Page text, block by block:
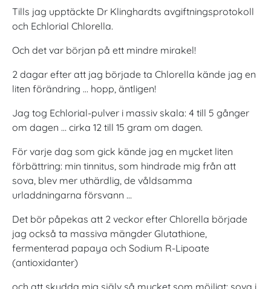
Tills jag upptäckte Dr Klinghardts avgiftningsprotokoll
och Echlorial Chlorella.
Och det var början på ett mindre mirakel!
2 dagar efter att jag började ta Chlorella kände jag en
liten förändring … hopp, äntligen!
Jag tog Echlorial-pulver i massiv skala: 4 till 5 gånger
om dagen … cirka 12 till 15 gram om dagen.
För varje dag som gick kände jag en mycket liten
förbättring: min tinnitus, som hindrade mig från att
sova, blev mer uthärdlig, de våldsamma
urladdningarna försvann …
Det bör påpekas att 2 veckor efter Chlorella började
jag också ta massiva mängder Glutathione,
fermenterad papaya och Sodium R-Lipoate
(antioxidanter)
och att skydda mig själv så mycket som möjligt: sova i